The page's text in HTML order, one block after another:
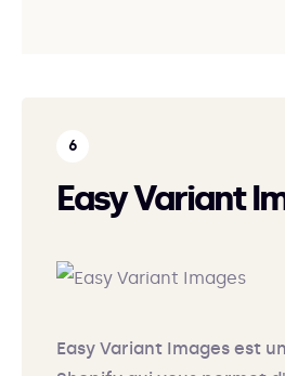
Easy Variant
Easy Variant Images est